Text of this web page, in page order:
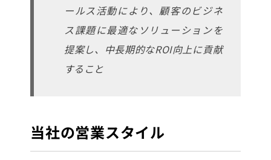
ールス活動により、顧客のビジネ
ス課題に最適なソリューションを
提案し、中長期的なROI向上に貢献
すること
当社の営業スタイル